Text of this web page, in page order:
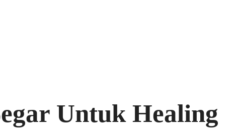
Untuk Healing